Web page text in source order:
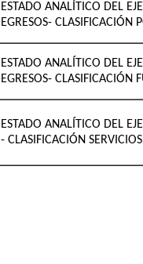
ESTADO ANALÍTICO DEL
EGRESOS- CLASIFICACIÓN
ESTADO ANALÍTICO DEL
EGRESOS- CLASIFICACIÓN
ESTADO ANALÍTICO DEL
- CLASIFICACIÓN